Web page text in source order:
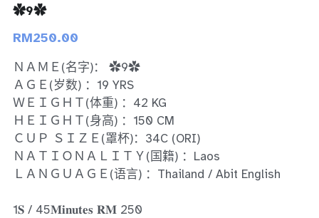
Mount Austin 2
Desa Tebrau 1
Desa Tebrau 2
Ros Merah
Permas Jaya 1
Permas Jaya 2
✿9✿
RM250.00
ＮＡＭＥ(名字)： ✿9✿
ＡＧＥ(岁数) ：19 YRS
ＷＥＩＧＨＴ(体重) ：42 KG
ＨＥＩＧＨＴ(身高) ：150 CM
ＣＵＰ ＳＩＺＥ(罩杯)：34C (ORI)
ＮＡＴＩＯＮＡＬＩＴＹ(国籍) ：Laos
ＬＡＮＧＵＡＧＥ(语言) ：Thailand / Abit English
1𝐒 / 45𝐌𝐢𝐧𝐮𝐭𝐞𝐬 𝐑𝐌 250